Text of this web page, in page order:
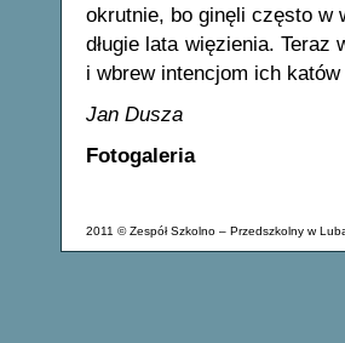
okrutnie, bo ginęli często w
długie lata więzienia.
i wbrew intencjom ich
Jan Dusza
Fotogaleria
2011 © Zespół Szkolno – Przedszkolny w